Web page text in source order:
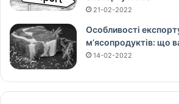
21-02-2022
Особливості
м’ясопродуктів: що
14-02-2022